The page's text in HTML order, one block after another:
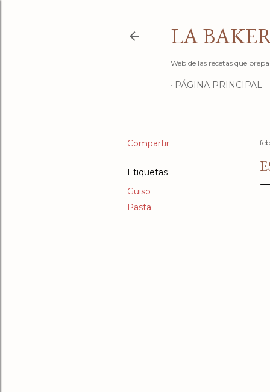
LA
Web de las recetas que
PÁGINA PRINCIPAL
Compartir
Etiquetas
Guiso
Pasta